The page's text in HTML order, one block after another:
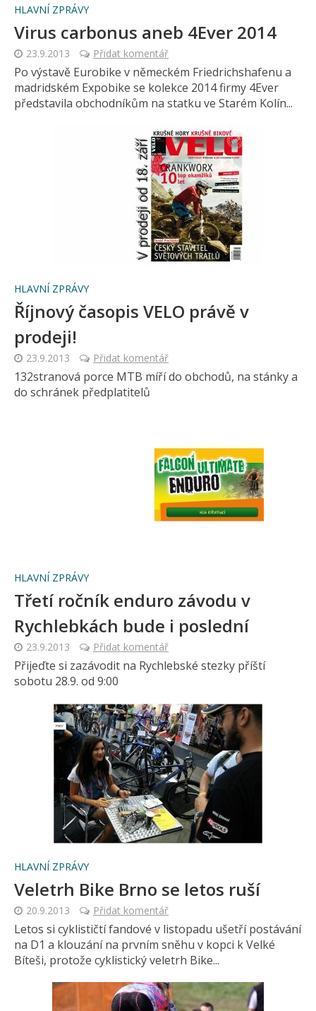
HLAVNÍ ZPRÁVY
Virus carbonus aneb 4Ever 2014
23.9.2013 Přidat komentář
Po výstavě Eurobike v německém Friedrichshafenu a
madridském Expobike se kolekce 2014 firmy 4Ever
představila obchodníkům na statku ve Starém Kolín...
HLAVNÍ ZPRÁVY
Říjnový časopis VELO právě v
prodeji!
23.9.2013 Přidat komentář
132stranová porce MTB míří do obchodů, na stánky a
do schránek předplatitelů
HLAVNÍ ZPRÁVY
Třetí ročník enduro závodu v
Rychlebkách bude i poslední
23.9.2013 Přidat komentář
Přijeďte si zazávodit na Rychlebské stezky příští
sobotu 28.9. od 9:00
HLAVNÍ ZPRÁVY
Veletrh Bike Brno se letos ruší
20.9.2013 Přidat komentář
Letos si cyklističtí fandové v listopadu ušetří postávání
na D1 a klouzání na prvním sněhu v kopci k Velké
Bíteši, protože cyklistický veletrh Bike...